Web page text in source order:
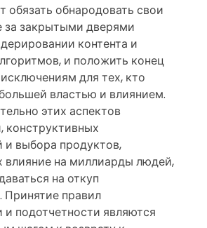
обязать обнародовать свои
закрытыми дверями
контента и
и положить конец
для тех, кто
властью и влиянием.
этих аспектов
конструктивных
и выбора продуктов,
на миллиарды людей,
на откуп
Принятие правил
и подотчетности являются